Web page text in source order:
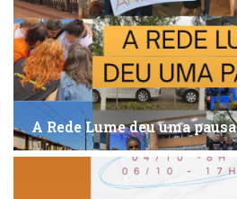
A Rede Lume deu uma pausa